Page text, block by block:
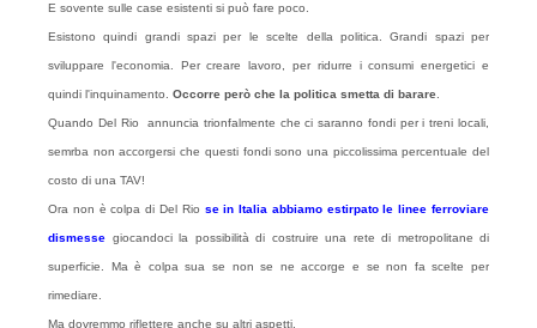
E sovente sulle case esistenti si può fare poco.
Esistono quindi grandi spazi per le scelte della politica. Grandi spazi per
sviluppare l'economia. Per creare lavoro, per ridurre i consumi energetici e
quindi l'inquinamento. Occorre però che la politica smetta di barare.
Quando Del Rio annuncia trionfalmente che ci saranno fondi per i treni locali,
semrba non accorgersi che questi fondi sono una piccolissima percentuale del
costo di una TAV!
Ora non è colpa di Del Rio se in Italia abbiamo estirpato le linee ferroviare
dismesse giocandoci la possibilità di costruire una rete di metropolitane di
superficie. Ma è colpa sua se non se ne accorge e se non fa scelte per
rimediare.
Ma dovremmo riflettere anche su altri aspetti.